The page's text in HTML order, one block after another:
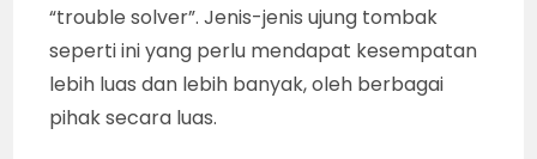
“trouble solver”. Jenis-jenis ujung tombak
seperti ini yang perlu mendapat kesempatan
lebih luas dan lebih banyak, oleh berbagai
pihak secara luas.